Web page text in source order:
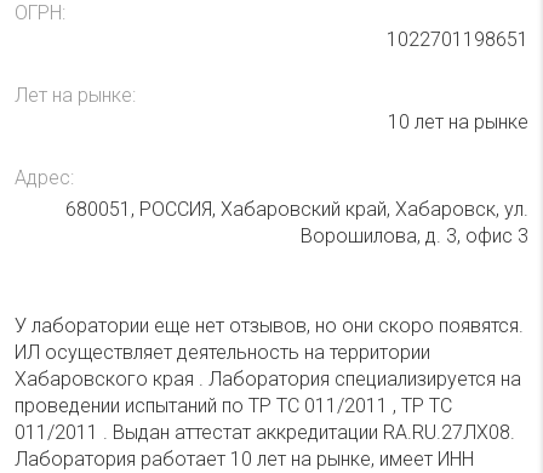
ОГРН:
1022701198651
Лет на рынке:
10 лет на рынке
Адрес:
680051, РОССИЯ, Хабаровский край, Хабаровск, ул.
Ворошилова, д. 3, офис 3
У лаборатории еще нет отзывов, но они скоро появятся.
ИЛ осуществляет деятельность на территории
Хабаровского края . Лаборатория специализируется на
проведении испытаний по ТР ТС 011/2011 , ТР ТС
011/2011 . Выдан аттестат аккредитации RA.RU.27ЛХ08.
Лаборатория работает 10 лет на рынке, имеет ИНН